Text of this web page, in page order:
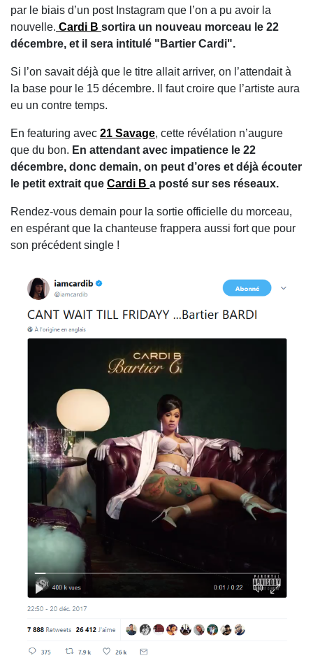
par le biais d’un post Instagram que l’on a pu avoir la
nouvelle. Cardi B sortira un nouveau morceau le 22
décembre, et il sera intitulé "Bartier Cardi".
Si l’on savait déjà que le titre allait arriver, on l’attendait à
la base pour le 15 décembre. Il faut croire que l’artiste aura
eu un contre temps.
En featuring avec 21 Savage, cette révélation n’augure
que du bon. En attendant avec impatience le 22
décembre, donc demain, on peut d’ores et déjà écouter
le petit extrait que Cardi B a posté sur ses réseaux.
Rendez-vous demain pour la sortie officielle du morceau,
en espérant que la chanteuse frappera aussi fort que pour
son précédent single !